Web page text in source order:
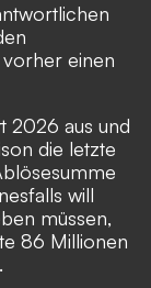
einen
2026 aus und
die letzte
will
müssen,
86 Millionen